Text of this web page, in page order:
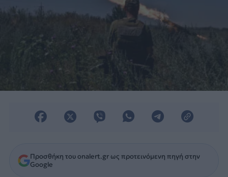
Προσθήκη του onalert.gr ως προτεινόμενη πηγή στην
Google